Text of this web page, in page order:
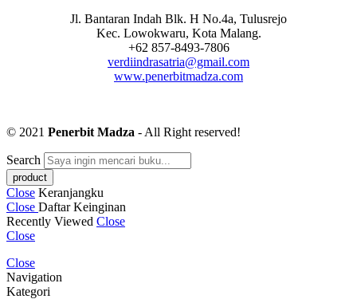
Jl. Bantaran Indah Blk. H No.4a, Tulusrejo
Kec. Lowokwaru, Kota Malang.
+62 857-8493-7806
verdiindrasatria@gmail.com
www.penerbitmadza.com
© 2021 Penerbit Madza - All Right reserved!
Search
Close Keranjangku
Close Daftar Keinginan
Recently Viewed Close
Close
Close
Navigation
Kategori